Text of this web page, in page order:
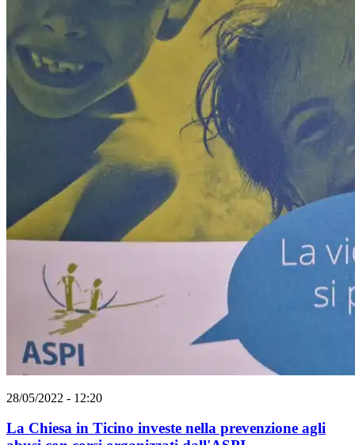
28/05/2022 - 12:20
La Chiesa in Ticino investe nella prevenzione agli